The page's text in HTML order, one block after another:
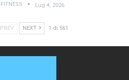
FITNESS Lug 4, 2026
PREV NEXT 1 di 561